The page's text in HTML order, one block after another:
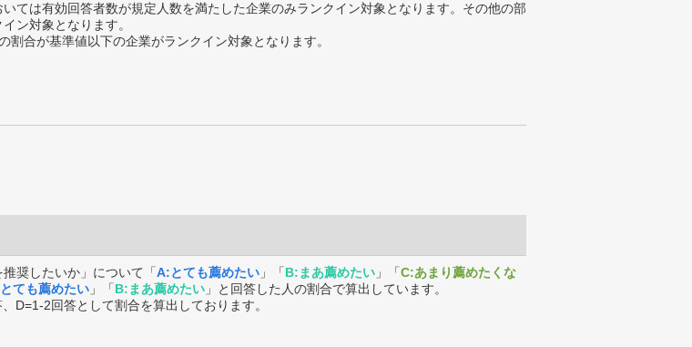
ては有効回答者数が規定人数を満たした企業のみランクイン対象となります。その他の部
ン対象となります。
合が基準値以下の企業がランクイン対象となります。
奨したいか」について「A:とても薦めたい 」「B:まあ薦めたい 」「C:あまり薦めたくな
ても薦めたい 」「B:まあ薦めたい 」と回答した人の割合で算出しています。
D=1-2回答として割合を算出しております。